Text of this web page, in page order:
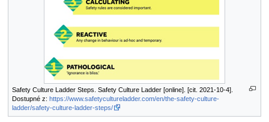
Safety Culture Ladder Steps. Safety Culture Ladder [online]. [cit. 2021-10-4].
Dostupné z: https://www.safetycultureladder.com/en/the-safety-culture-
ladder/safety-culture-ladder-steps/